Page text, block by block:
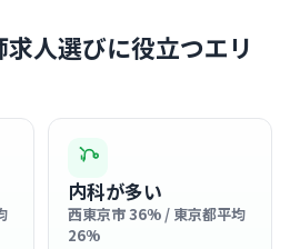
人選びに役立つエリ
内科が多い
西東京市 36% / 東京都平均
26%